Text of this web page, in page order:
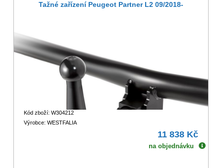
Tažné zařízení Peugeot Partner L2 09/2018-
Kód zboží: W304212
Výrobce: WESTFALIA
11 838 Kč
na objednávku